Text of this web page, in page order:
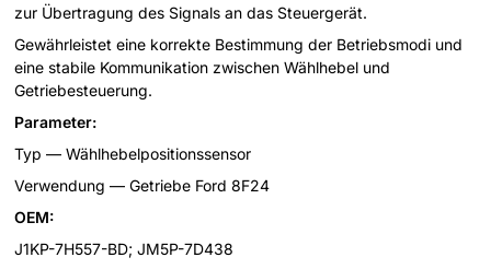
zur Übertragung des Signals an das Steuergerät.
Gewährleistet eine korrekte Bestimmung der Betriebsmodi und
eine stabile Kommunikation zwischen Wählhebel und
Getriebesteuerung.
Parameter:
Typ — Wählhebelpositionssensor
Verwendung — Getriebe Ford 8F24
OEM:
J1KP-7H557-BD; JM5P-7D438